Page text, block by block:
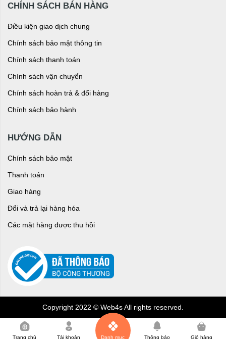
CHÍNH SÁCH BÁN HÀNG
Điều kiện giao dịch chung
Chính sách bảo mật thông tin
Chính sách thanh toán
Chính sách vận chuyển
Chính sách hoàn trả & đổi hàng
Chính sách bảo hành
HƯỚNG DẪN
Chính sách bảo mật
Thanh toán
Giao hàng
Đổi và trả lại hàng hóa
Các mặt hàng được thu hồi
Copyright 2022 © Web4s All rights reserved.
Trang chủ Tài khoản Danh mục Thông báo Giỏ hàng